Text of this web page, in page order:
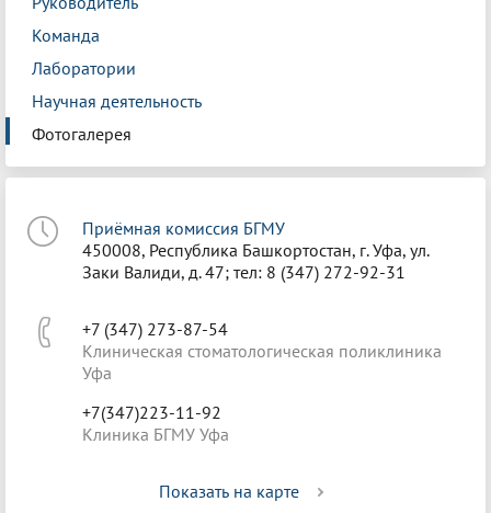
Команда
Лаборатории
Научная деятельность
Фотогалерея
Приёмная комиссия БГМУ
450008, Республика Башкортостан, г. Уфа, ул.
Заки Валиди, д. 47; тел: 8 (347) 272-92-31
+7 (347) 273-87-54
Клиническая стоматологическая поликлиника
Уфа
+7(347)223-11-92
Клиника БГМУ Уфа
Показать на карте